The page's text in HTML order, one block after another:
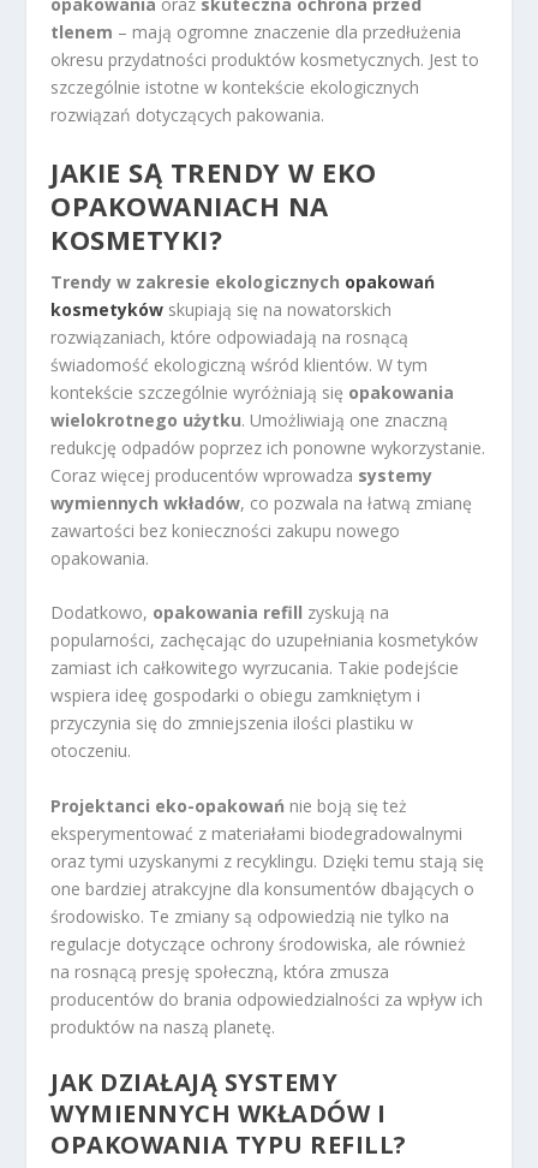
tlenem – mają ogromne znaczenie dla przedłużenia
okresu przydatności produktów kosmetycznych. Jest to
szczególnie istotne w kontekście ekologicznych
rozwiązań dotyczących pakowania.
JAKIE SĄ TRENDY W EKO
OPAKOWANIACH NA
KOSMETYKI?
Trendy w zakresie ekologicznych opakowań
kosmetyków skupiają się na nowatorskich
rozwiązaniach, które odpowiadają na rosnącą
świadomość ekologiczną wśród klientów. W tym
kontekście szczególnie wyróżniają się opakowania
wielokrotnego użytku. Umożliwiają one znaczną
redukcję odpadów poprzez ich ponowne wykorzystanie.
Coraz więcej producentów wprowadza systemy
wymiennych wkładów, co pozwala na łatwą zmianę
zawartości bez konieczności zakupu nowego
opakowania.
Dodatkowo, opakowania refill zyskują na
popularności, zachęcając do uzupełniania kosmetyków
zamiast ich całkowitego wyrzucania. Takie podejście
wspiera ideę gospodarki o obiegu zamkniętym i
przyczynia się do zmniejszenia ilości plastiku w
otoczeniu.
Projektanci eko-opakowań nie boją się też
eksperymentować z materiałami biodegradowalnymi
oraz tymi uzyskanymi z recyklingu. Dzięki temu stają się
one bardziej atrakcyjne dla konsumentów dbających o
środowisko. Te zmiany są odpowiedzią nie tylko na
regulacje dotyczące ochrony środowiska, ale również
na rosnącą presję społeczną, która zmusza
producentów do brania odpowiedzialności za wpływ ich
produktów na naszą planetę.
JAK DZIAŁAJĄ SYSTEMY
WYMIENNYCH WKŁADÓW I
OPAKOWANIA TYPU REFILL?